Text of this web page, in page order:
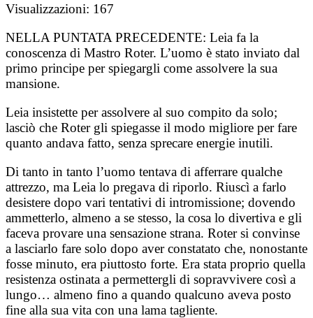
Visualizzazioni: 167
NELLA PUNTATA PRECEDENTE: Leia fa la
conoscenza di Mastro Roter. L’uomo è stato inviato dal
primo principe per spiegargli come assolvere la sua
mansione.
Leia insistette per assolvere al suo compito da solo;
lasciò che Roter gli spiegasse il modo migliore per fare
quanto andava fatto, senza sprecare energie inutili.
Di tanto in tanto l’uomo tentava di afferrare qualche
attrezzo, ma Leia lo pregava di riporlo. Riuscì a farlo
desistere dopo vari tentativi di intromissione; dovendo
ammetterlo, almeno a se stesso, la cosa lo divertiva e gli
faceva provare una sensazione strana. Roter si convinse
a lasciarlo fare solo dopo aver constatato che, nonostante
fosse minuto, era piuttosto forte. Era stata proprio quella
resistenza ostinata a permettergli di sopravvivere così a
lungo… almeno fino a quando qualcuno aveva posto
fine alla sua vita con una lama tagliente.